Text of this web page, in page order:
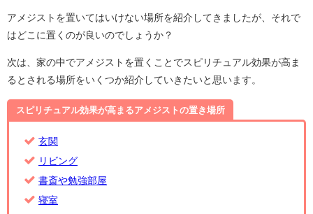
アメジストを置いてはいけない場所を紹介してきましたが、それで
はどこに置くのが良いのでしょうか？
次は、家の中でアメジストを置くことでスピリチュアル効果が高ま
るとされる場所をいくつか紹介していきたいと思います。
スピリチュアル効果が高まるアメジストの置き場所
玄関
リビング
書斎や勉強部屋
寝室